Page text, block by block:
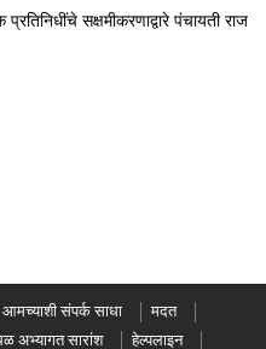
सक्षमीकरणाद्वारे पंचायती राज
आमच्याशी संपर्क साधा
मदत
अभ्यागत सारांश हेल्पलाइन